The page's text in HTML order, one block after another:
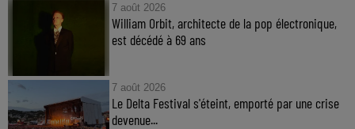
7 août 2026
William Orbit, architecte de la pop électronique,
est décédé à 69 ans
7 août 2026
Le Delta Festival s'éteint, emporté par une crise
devenue...